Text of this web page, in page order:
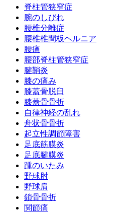
脊柱管狭窄症
腕のしびれ
腰椎分離症
腰椎椎間板ヘルニア
腰痛
腰部脊柱管狭窄症
腱鞘炎
膝の痛み
膝蓋骨脱臼
膝蓋骨骨折
自律神経の乱れ
舟状骨骨折
起立性調節障害
足底筋膜炎
足底腱膜炎
踵のいたみ
野球肘
野球肩
鎖骨骨折
関節痛